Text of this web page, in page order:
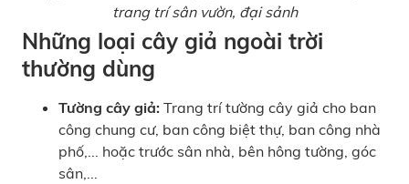
trang trí sân vườn, đại sảnh
Những loại cây giả ngoài trời
thường dùng
Tường cây giả: Trang trí tường cây giả cho ban
công chung cư, ban công biệt thự, ban công nhà
phố,... hoặc trước sân nhà, bên hông tường, góc
sân,...